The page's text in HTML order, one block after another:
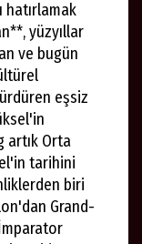
hatırlamak
yüzyıllar
ve bugün
eşsiz
artık Orta
tarihini
biri
Grand-